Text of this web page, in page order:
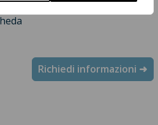
Richiedi informazioni ➜